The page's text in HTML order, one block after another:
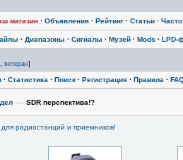
магазин · Объявления · Рейтинг · Статьи ·
· Диапазоны · Сигналы · Музей · Mods · LPD-
, ветеран]
· Статистика · Поиск · Регистрация · Правила ·
—› SDR перспектива!?
радиостанций и приемников!